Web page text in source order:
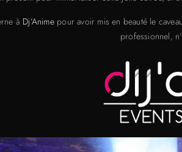
à Dj’Animepour avoir mis en beauté le
professionnel,